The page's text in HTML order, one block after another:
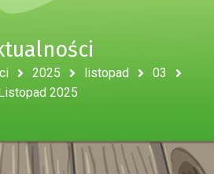
2025 listopad
03
2025